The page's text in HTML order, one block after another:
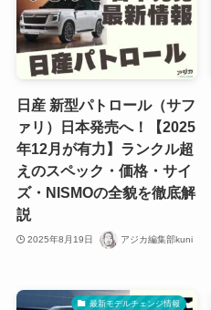
日産 新型パトロール（サフ
ァリ）日本発売へ！【2025
年12月が有力】ランクル超
えのスペック・価格・サイ
ズ・NISMOの全貌を徹底解
説
2025年8月19日 アジカ編集部kuni
最新モデルチェンジ情報